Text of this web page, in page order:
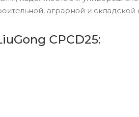
аграрной и складской
CPCD25: